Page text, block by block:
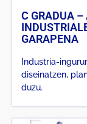
C GRADUA
GARAPENA
Industria-
diseinatzen,
duzu.